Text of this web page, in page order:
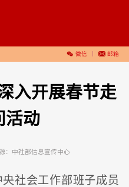
微信 邮箱
入开展春节走
活动
： 中社部信息宣传中心
社会工作部班子成员